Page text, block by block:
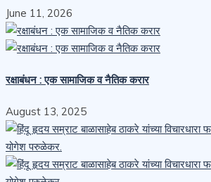
June 11, 2026
रक्षाबंधन : एक सामाजिक व नैतिक करार
August 13, 2025